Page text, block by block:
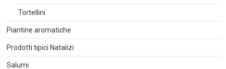
Tortellini
Piantine aromatiche
Prodotti tipici Natalizi
Salumi